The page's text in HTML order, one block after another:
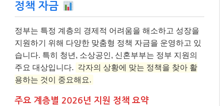
정책 자금
정부는 특정 계층의 경제적 어려움을 해소하고 성장을
지원하기 위해 다양한 맞춤형 정책 자금을 운영하고 있
습니다. 특히 청년, 소상공인, 신혼부부는 정부 지원의
주요 대상입니다. 각자의 상황에 맞는 정책을 찾아 활
용하는 것이 중요해요.
주요 계층별 2026년 지원 정책 요약